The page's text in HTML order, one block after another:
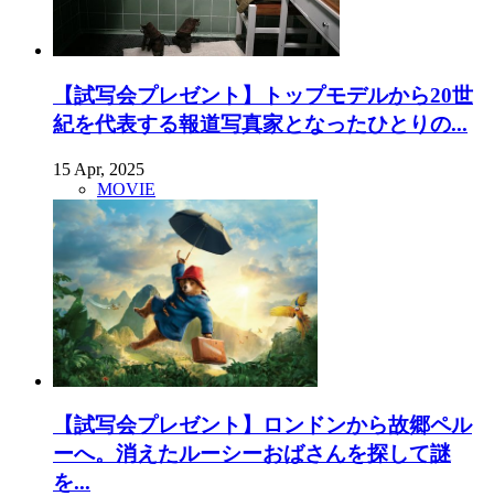
【試写会プレゼント】トップモデルから20世
紀を代表する報道写真家となったひとりの...
15 Apr, 2025
MOVIE
【試写会プレゼント】ロンドンから故郷ペル
ーへ。消えたルーシーおばさんを探して謎
を...